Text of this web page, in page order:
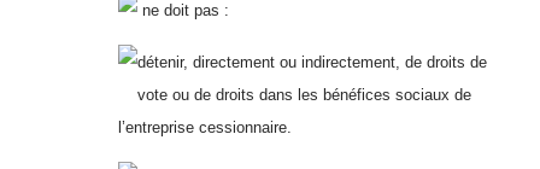
ne doit pas :
détenir, directement ou indirectement, de droits de
vote ou de droits dans les bénéfices sociaux de
l’entreprise cessionnaire.